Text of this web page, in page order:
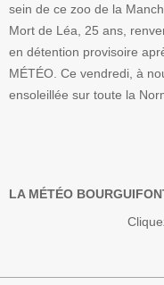
sein de ce zoo de la
Mort de Léa, 25 ans,
en détention provisoire
MÉTÉO. Ce vendredi, à
ensoleillée sur toute la
LA MÉTÉO